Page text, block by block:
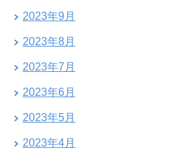
2023年9月
2023年8月
2023年7月
2023年6月
2023年5月
2023年4月